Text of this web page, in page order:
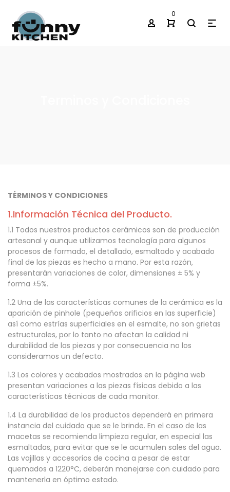
0
TÉRMINOS Y CONDICIONES
1.Información Técnica del Producto.
1.1 Todos nuestros productos cerámicos son de producción
artesanal y aunque utilizamos tecnología para algunos
procesos de formado, el detallado, esmaltado y acabado
final de las piezas es hecho a mano. Por esta razón,
presentarán variaciones de color, dimensiones ± 5% y
forma ±5%.
1.2 Una de las características comunes de la cerámica es la
aparición de pinhole (pequeños orificios en las superficie)
así como estrías superficiales en el esmalte, no son grietas
estructurales, por lo tanto no afectan la calidad ni
durabilidad de las piezas y por consecuencia no los
consideramos un defecto.
1.3 Los colores y acabados mostrados en la página web
presentan variaciones a las piezas físicas debido a las
características técnicas de cada monitor.
1.4 La durabilidad de los productos dependerá en primera
instancia del cuidado que se le brinde. En el caso de las
macetas se recomienda limpieza regular, en especial las
esmaltadas, para evitar que se le acumulen sales del agua.
Las vajillas y accesorios de cocina a pesar de estar
quemados a 1220°C, deberán manejarse con cuidado para
mantenerla en óptimo estado.